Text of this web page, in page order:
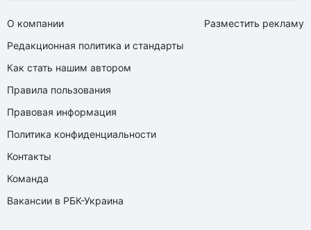
О компании
Редакционная политика и стандарты
Как стать нашим автором
Правила пользования
Правовая информация
Политика конфиденциальности
Контакты
Команда
Вакансии в РБК-Украина
Разместить рекламу